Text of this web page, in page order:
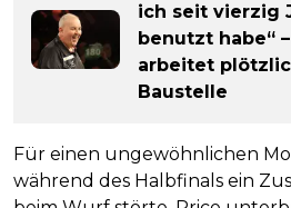
ich seit vierzig
benutzt habe“
arbeitet
Baustelle
Für einen ungewöhnlichen
während des Halbfinals ein